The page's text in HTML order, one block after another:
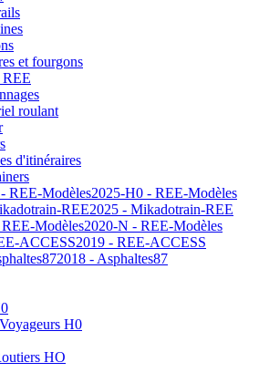
et fourgons
REE
roulant
d'itinéraires
2025-H0 - REE-Modèles
2025 - Mikadotrain-REE
2020-N - REE-Modèles
2019 - REE-ACCESS
2018 - Asphaltes87
H0
HO